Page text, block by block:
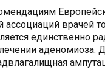
ассоциаций врачей
единственно
аденомиоза.